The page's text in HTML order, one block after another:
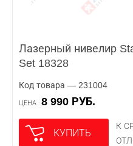
Лазерный нивелир
Set 18328
Код товара — 231004
ЦЕНА 8 990 РУБ.
КУПИТЬ
К